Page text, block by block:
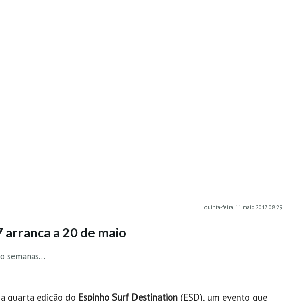
quinta-feira, 11 maio 2017 08:29
a 20 de maio
semanas…
quarta edição do Espinho Surf Destination(ESD), um evento que